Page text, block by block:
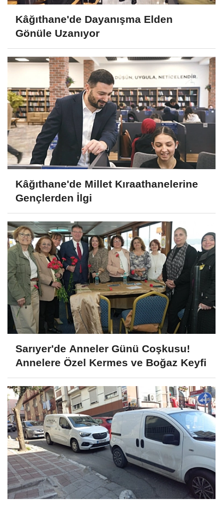
Kâğıthane'de Dayanışma Elden
Gönüle Uzanıyor
Kâğıthane'de Millet Kıraathanelerine
Gençlerden İlgi
Sarıyer'de Anneler Günü Coşkusu!
Annelere Özel Kermes ve Boğaz Keyfi